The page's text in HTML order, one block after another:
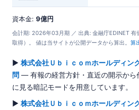
資本金: 9億円
会計期: 2026年03月期 ／ 出典: 金融庁EDINET
取得）。 値は当サイトが公開データから算出。 算
▶ 株式会社Ｕｂｉｃｏｍホールディン
問 — 有報の経営方針・直近の開示から
に見る暗記モードを用意しています。
▶ 株式会社Ｕｂｉｃｏｍホールディン